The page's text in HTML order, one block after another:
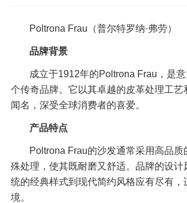
Poltrona Frau（普尔特罗纳·弗劳）
品牌背景
成立于1912年的Poltrona Frau，是
个传奇品牌。它以其卓越的皮革处理工艺
闻名，深受全球消费者的喜爱。
产品特点
Poltrona Frau的沙发通常采用高品质
殊处理，使其既耐磨又舒适。品牌的设计
统的经典样式到现代简约风格应有尽有，
境。